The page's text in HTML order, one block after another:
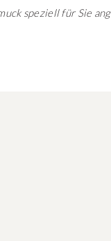
speziell für Sie